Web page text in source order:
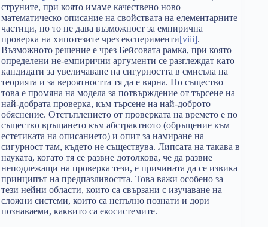
струните, при която имаме качествено ново
математическо описание на свойствата на елементарните
частици, но то не дава възможност за емпирична
проверка на хипотезите чрез експерименти[viii].
Възможното решение е чрез Бейсовата рамка, при която
определени не-емпирични аргументи се разглеждат като
кандидати за увеличаване на сигурността в смисъла на
теорията и за вероятността тя да е вярна. По същество
това е промяна на модела за потвърждение от търсене на
най-добрата проверка, към търсене на най-доброто
обяснение. Отстъплението от проверката на времето e по
същество връщането към абстрактното (обръщение към
естетиката на описанието) и опит за намиране на
сигурност там, където не съществува. Липсата на такава в
науката, когато тя се развие дотолкова, че да развие
неподлежащи на проверка тези, е причината да се извика
принципът на предпазливостта. Това важи особено за
тези нейни области, които са свързани с изучаване на
сложни системи, които са непълно познати и дори
познаваеми, каквито са екосистемите.